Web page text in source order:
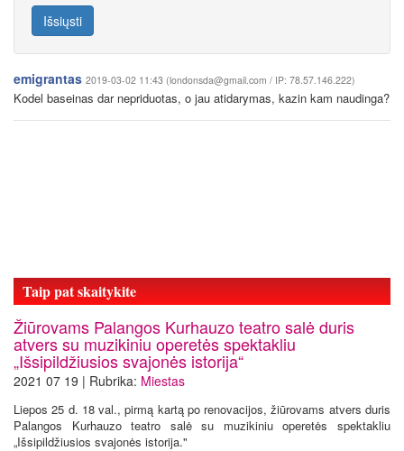
Išsiųsti
emigrantas 2019-03-02 11:43 (londonsda@gmail.com / IP: 78.57.146.222)
Kodel baseinas dar nepriduotas, o jau atidarymas, kazin kam naudinga?
Taip pat skaitykite
Žiūrovams Palangos Kurhauzo teatro salė duris
atvers su muzikiniu operetės spektakliu
„Išsipildžiusios svajonės istorija“
2021 07 19 | Rubrika: Miestas
Liepos 25 d. 18 val., pirmą kartą po renovacijos, žiūrovams atvers duris
Palangos Kurhauzo teatro salė su muzikiniu operetės spektakliu
„Išsipildžiusios svajonės istorija."